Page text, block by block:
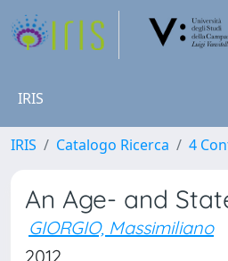
IRIS
IRIS Catalogo Ricerca 4
An Age- and
GIORGIO, Massimiliano
2012